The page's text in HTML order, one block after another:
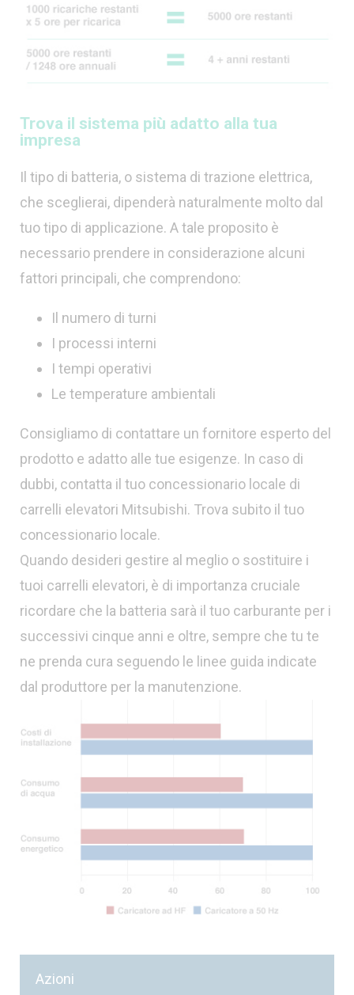
Trova il sistema più adatto alla tua
impresa
Il tipo di batteria, o sistema di trazione elettrica,
che sceglierai, dipenderà naturalmente molto dal
tuo tipo di applicazione. A tale proposito è
necessario prendere in considerazione alcuni
fattori principali, che comprendono:
Il numero di turni
I processi interni
I tempi operativi
Le temperature ambientali
Consigliamo di contattare un fornitore esperto del
prodotto e adatto alle tue esigenze. In caso di
dubbi, contatta il tuo concessionario locale di
carrelli elevatori Mitsubishi. Trova subito il tuo
concessionario locale.
Quando desideri gestire al meglio o sostituire i
tuoi carrelli elevatori, è di importanza cruciale
ricordare che la batteria sarà il tuo carburante per i
successivi cinque anni e oltre, sempre che tu te
ne prenda cura seguendo le linee guida indicate
dal produttore per la manutenzione.
Azioni